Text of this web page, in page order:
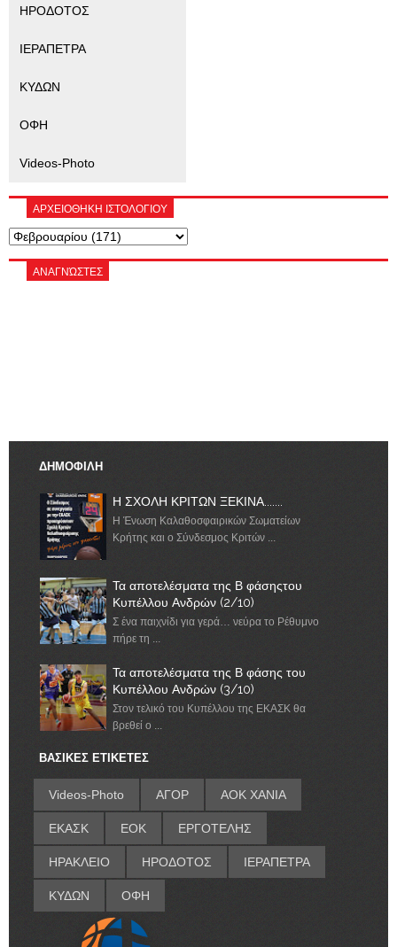
ΗΡΟΔΟΤΟΣ
ΙΕΡΑΠΕΤΡΑ
ΚΥΔΩΝ
ΟΦΗ
Videos-Photo
ΑΡΧΕΙΟΘΗΚΗ ΙΣΤΟΛΟΓΙΟΥ
ΑΝΑΓΝΏΣΤΕΣ
ΔΗΜΟΦΙΛΗ
Η ΣΧΟΛΗ ΚΡΙΤΩΝ ΞΕΚΙΝΑ.......
Η Ένωση Καλαθοσφαιρικών Σωματείων
Κρήτης και ο Σύνδεσμος Κριτών ...
Τα αποτελέσματα της Β φάσηςτου
Κυπέλλου Ανδρών (2/10)
Σ ένα παιχνίδι για γερά… νεύρα το Ρέθυμνο
πήρε τη ...
Τα αποτελέσματα της Β φάσης του
Κυπέλλου Ανδρών (3/10)
Στον τελικό του Κυπέλλου της ΕΚΑΣΚ θα
βρεθεί ο ...
ΒΑΣΙΚΕΣ ΕΤΙΚΕΤΕΣ
Videos-Photo ΑΓΟΡ ΑΟΚ ΧΑΝΙΑ
ΕΚΑΣΚ ΕΟΚ ΕΡΓΟΤΕΛΗΣ
ΗΡΑΚΛΕΙΟ ΗΡΟΔΟΤΟΣ ΙΕΡΑΠΕΤΡΑ
ΚΥΔΩΝ ΟΦΗ